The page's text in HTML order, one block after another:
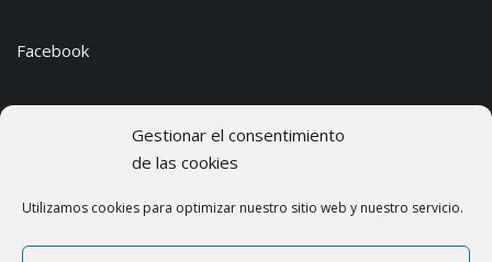
Gestionar el consentimiento
de las cookies
Utilizamos cookies para optimizar nuestro sitio web y nuestro servicio.
Facebook